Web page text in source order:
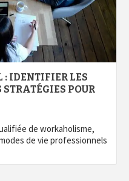
IDENTIFIER LES
STRATÉGIES POUR
de workaholisme,
de vie professionnels